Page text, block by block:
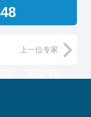
一流的经济、
上一位专家